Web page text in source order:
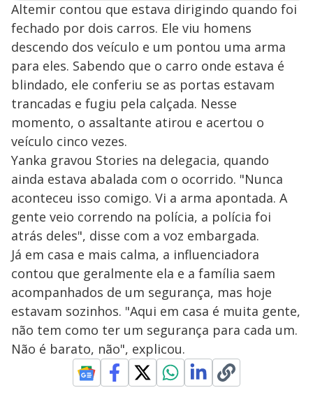
Altemir contou que estava dirigindo quando foi
fechado por dois carros. Ele viu homens
descendo dos veículo e um pontou uma arma
para eles. Sabendo que o carro onde estava é
blindado, ele conferiu se as portas estavam
trancadas e fugiu pela calçada. Nesse
momento, o assaltante atirou e acertou o
veículo cinco vezes.
Yanka gravou Stories na delegacia, quando
ainda estava abalada com o ocorrido. "Nunca
aconteceu isso comigo. Vi a arma apontada. A
gente veio correndo na polícia, a polícia foi
atrás deles", disse com a voz embargada.
Já em casa e mais calma, a influenciadora
contou que geralmente ela e a família saem
acompanhados de um segurança, mas hoje
estavam sozinhos. "Aqui em casa é muita gente,
não tem como ter um segurança para cada um.
Não é barato, não", explicou.